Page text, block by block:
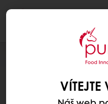
VÍTEJTE